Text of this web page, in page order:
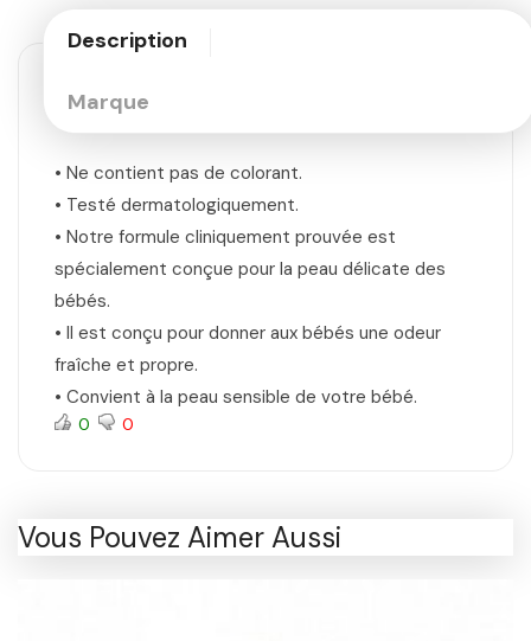
Description
Marque
• Ne contient pas de colorant.
• Testé dermatologiquement.
• Notre formule cliniquement prouvée est
spécialement conçue pour la peau délicate des
bébés.
• Il est conçu pour donner aux bébés une odeur
fraîche et propre.
• Convient à la peau sensible de votre bébé.
0 0
Vous Pouvez Aimer Aussi